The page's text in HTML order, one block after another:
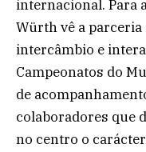
internacional. Para
Würth vê a
intercâmbio e
Campeonatos do
de
colaboradores que
no centro o